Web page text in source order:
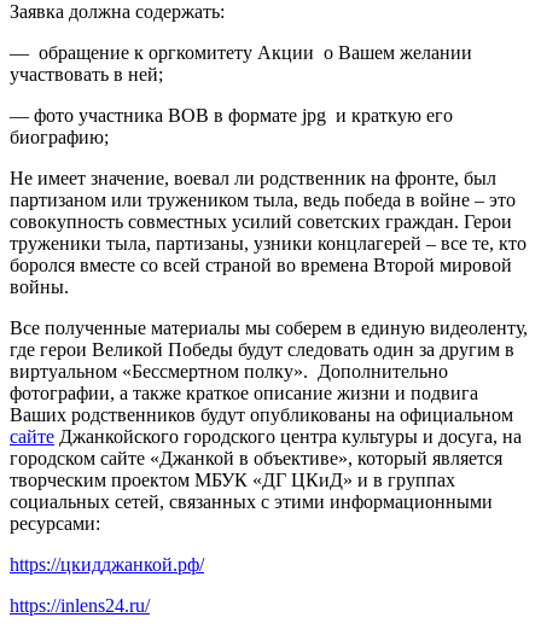
Заявка должна содержать:
— обращение к оргкомитету Акции о Вашем желании
участвовать в ней;
— фото участника ВОВ в формате jpg и краткую его
биографию;
Не имеет значение, воевал ли родственник на фронте, был
партизаном или тружеником тыла, ведь победа в войне – это
совокупность совместных усилий советских граждан. Герои
труженики тыла, партизаны, узники концлагерей – все те, кто
боролся вместе со всей страной во времена Второй мировой
войны.
Все полученные материалы мы соберем в единую видеоленту,
где герои Великой Победы будут следовать один за другим в
виртуальном «Бессмертном полку». Дополнительно
фотографии, а также краткое описание жизни и подвига
Ваших родственников будут опубликованы на официальном
сайте Джанкойского городского центра культуры и досуга, на
городском сайте «Джанкой в объективе», который является
творческим проектом МБУК «ДГ ЦКиД» и в группах
социальных сетей, связанных с этими информационными
ресурсами:
https://цкидджанкой.рф/
https://inlens24.ru/